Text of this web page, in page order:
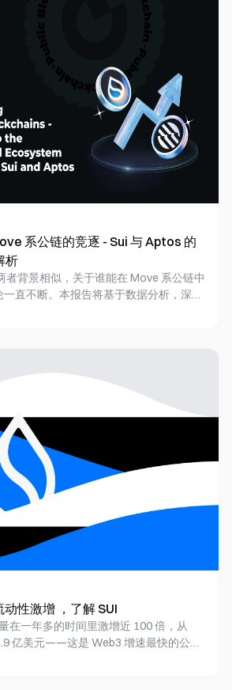
合约功能，不仅成功吸引了大量用户和开
的区块链生态系统中逐步确立了自身作为
重要地位。
系公链的竞逐 - Sui 与 Aptos 的
析
者背景相似，关于谁能在 Move 系公链中
直不断。本报告将基于数据分析，深入
生态的整体表现，从网络性能、用
性激增 ，了解 SUI
在一年多的时间里激增近 100 倍，从
亿美元——这是 Web3 增速最快的公
，SUI 是否正在将自己定位为下一个主